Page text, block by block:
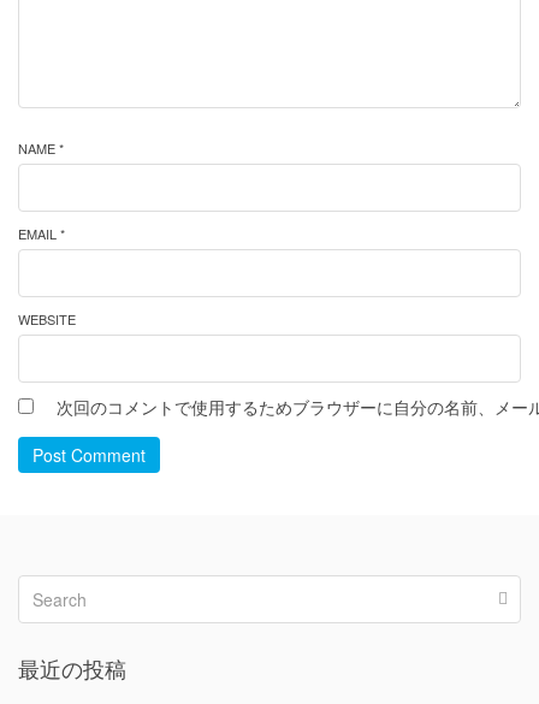
NAME *
EMAIL *
WEBSITE
次回のコメントで使用するためブラウザーに自分の名前、メー
Post Comment
最近の投稿